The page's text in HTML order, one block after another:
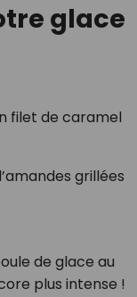
glace
filet de caramel
grillées
de glace au
plus intense !